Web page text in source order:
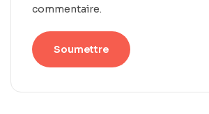
commentaire.